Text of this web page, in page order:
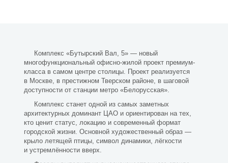
Комплекс «Бутырский Вал, 5» — новый
многофункциональный офисно-жилой проект премиум-
класса в самом центре столицы. Проект реализуется
в Москве, в престижном Тверском районе, в шаговой
доступности от станции метро «Белорусская».
Комплекс станет одной из самых заметных
архитектурных доминант ЦАО и ориентирован на тех,
кто ценит статус, локацию и современный формат
городской жизни. Основной художественный образ —
крыло летящей птицы, символ динамики, лёгкости
и устремлённости вверх.